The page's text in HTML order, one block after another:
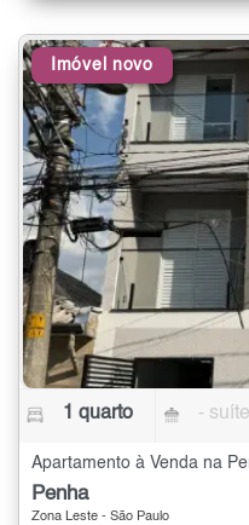
Imóvel novo
1 quarto - suíte
Apartamento à Venda na
Penha
Zona Leste - São Paulo